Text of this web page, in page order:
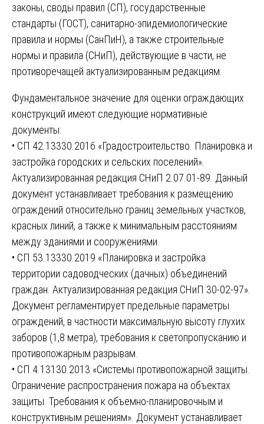
законы, своды правил (СП), государственные
стандарты (ГОСТ), санитарно-эпидемиологические
правила и нормы (СанПиН), а также строительные
нормы и правила (СНиП), действующие в части, не
противоречащей актуализированным редакциям.
Фундаментальное значение для оценки ограждающих
конструкций имеют следующие нормативные
документы:
• СП 42.13330.2016 «Градостроительство. Планировка и
застройка городских и сельских поселений».
Актуализированная редакция СНиП 2.07.01-89. Данный
документ устанавливает требования к размещению
ограждений относительно границ земельных участков,
красных линий, а также к минимальным расстояниям
между зданиями и сооружениями.
• СП 53.13330.2019 «Планировка и застройка
территории садоводческих (дачных) объединений
граждан. Актуализированная редакция СНиП 30-02-97».
Документ регламентирует предельные параметры
ограждений, в частности максимальную высоту глухих
заборов (1,8 метра), требования к светопропусканию и
противопожарным разрывам.
• СП 4.13130.2013 «Системы противопожарной защиты.
Ограничение распространения пожара на объектах
защиты. Требования к объемно-планировочным и
конструктивным решениям». Документ устанавливает